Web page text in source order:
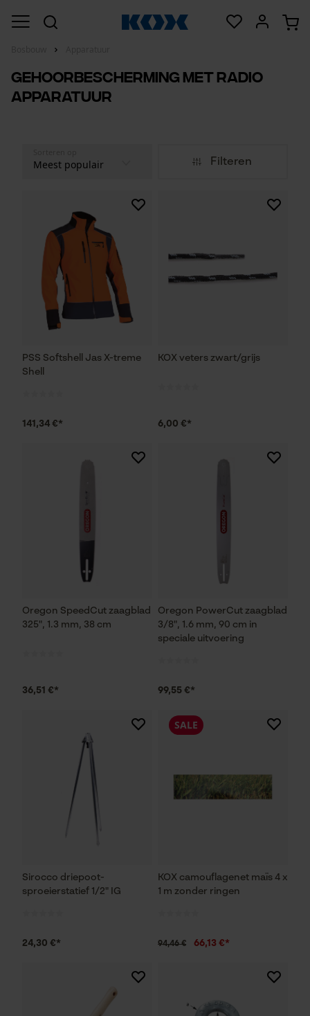
Gehoorbescherming met radio
apparatuur
Filteren
PSS Softshell Jas X-treme
Shell
141,34 €*
KOX veters zwart/grijs
6,00 €*
Oregon SpeedCut zaagblad
325", 1.3 mm, 38 cm
36,51 €*
Oregon PowerCut zaagblad
3/8", 1.6 mm, 90 cm in
speciale uitvoering
99,55 €*
Sirocco driepoot-
sproeierstatief 1/2" IG
24,30 €*
KOX camouflagenet maïs 4 x
1 m zonder ringen
SALE
94,46 € 66,13 €*